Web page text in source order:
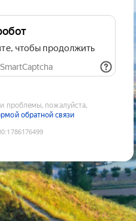
чтобы продолжить
проблемы, пожалуйста,
обратной связи
:1786176499